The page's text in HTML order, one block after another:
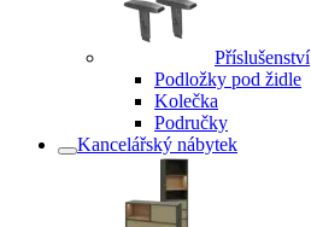
Příslušenství
Podložky pod židle
Kolečka
Područky
Kancelářský nábytek